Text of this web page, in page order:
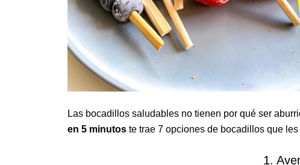
Las bocadillos saludables no tienen por qué ser
en 5 minutos te trae 7 opciones de bocadillos que
1.